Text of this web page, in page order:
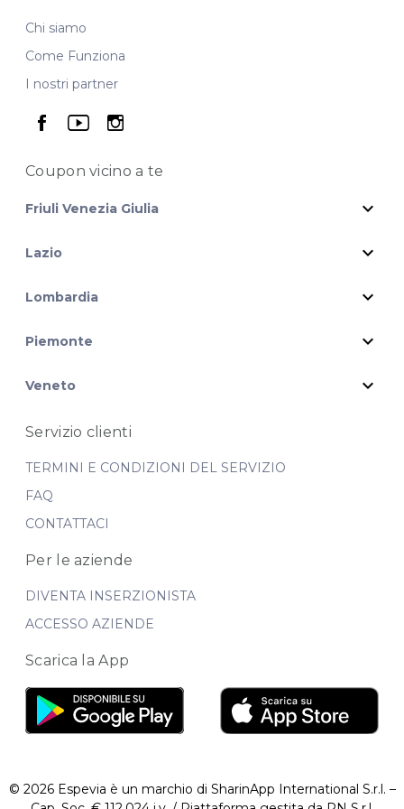
Chi siamo
Come Funziona
I nostri partner
seguici su facebook
seguici su youtube
seguici su instagram
Coupon vicinoa te
Friuli Venezia Giulia expand_more
Lazio expand_more
Lombardia expand_more
Piemonte expand_more
Veneto expand_more
Servizio clienti
TERMINI E CONDIZIONI DEL SERVIZIO
FAQ
CONTATTACI
Per le aziende
DIVENTA INSERZIONISTA
ACCESSO AZIENDE
Scarica la App
© 2026 Espevia è un marchio di SharinApp International S.r.l. –